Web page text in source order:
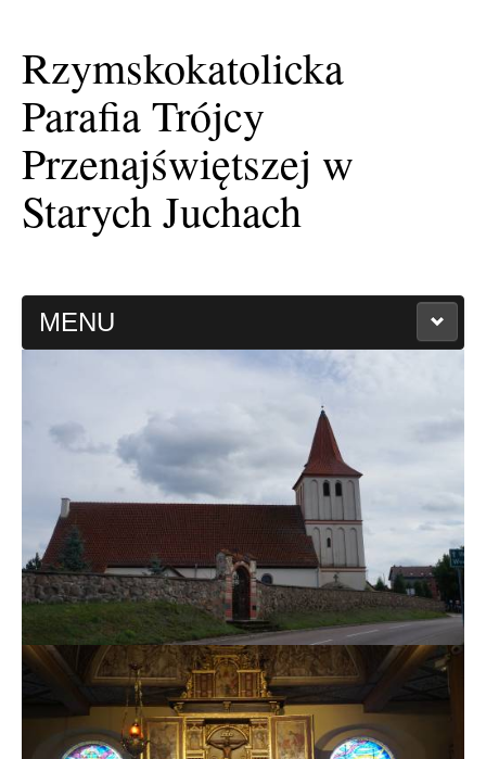
Rzymskokatolicka
Parafia Trójcy
Przenajświętszej w
Starych Juchach
MENU
KAPLICA FILIALNA
MSZE I NABOŻEŃSTWA
KONTAKT
KANCELARIA PARAFIALNA